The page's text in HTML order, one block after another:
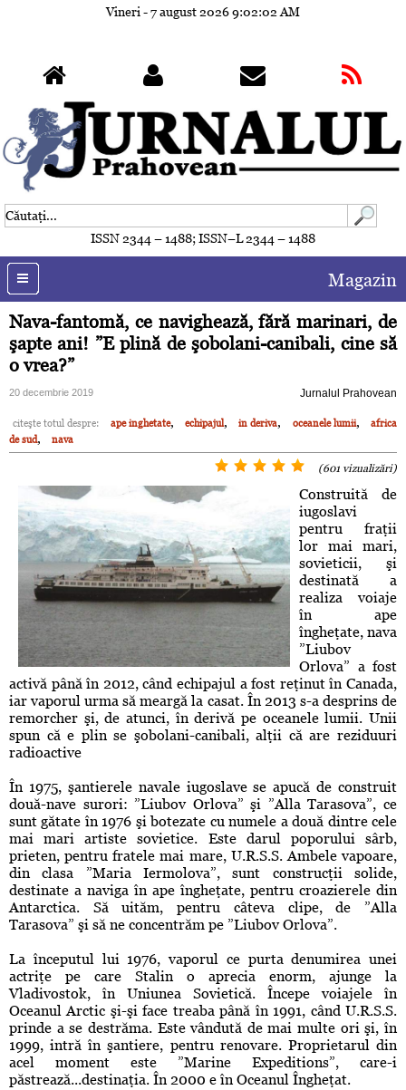
Vineri - 7 august 20269:02:05 AM
ISSN 2344 – 1488; ISSN–L 2344 – 1488
Magazin
Nava-fantomă, ce navighează, fără marinari, de
şapte ani! ”E plină de şobolani-canibali, cine să
o vrea?”
20 decembrie 2019 Jurnalul Prahovean
citeşte totul despre: ape inghetate, echipajul, in deriva, oceanele lumii,
africa
de sud, nava
(601 vizualizări)
Construită de
iugoslavi
pentru fraţii
lor mai mari,
sovieticii, şi
destinată a
realiza voiaje
în ape
îngheţate, nava
”Liubov
Orlova” a fost
activă până în 2012, când echipajul a fost reţinut în Canada,
iar vaporul urma să meargă la casat. În 2013 s-a desprins de
remorcher şi, de atunci, în derivă pe oceanele lumii. Unii
spun că e plin se şobolani-canibali, alţii că are reziduuri
radioactive
În 1975, şantierele navale iugoslave se apucă de construit
două-nave surori: ”Liubov Orlova” şi ”Alla Tarasova”, ce
sunt gătate în 1976 şi botezate cu numele a două dintre cele
mai mari artiste sovietice. Este darul poporului sârb,
prieten, pentru fratele mai mare, U.R.S.S. Ambele vapoare,
din clasa ”Maria Iermolova”, sunt construcţii solide,
destinate a naviga în ape îngheţate, pentru croazierele din
Antarctica. Să uităm, pentru câteva clipe, de ”Alla
Tarasova” şi să ne concentrăm pe ”Liubov Orlova”.
La începutul lui 1976, vaporul ce purta denumirea unei
actriţe pe care Stalin o aprecia enorm, ajunge la
Vladivostok, în Uniunea Sovietică. Începe voiajele în
Oceanul Arctic şi-şi face treaba până în 1991, când U.R.S.S.
prinde a se destrăma. Este vândută de mai multe ori şi, în
1999, intră în şantiere, pentru renovare. Proprietarul din
acel moment este ”Marine Expeditions”, care-i
păstrează...destinaţia. În 2000 e în Oceanul Îngheţat.